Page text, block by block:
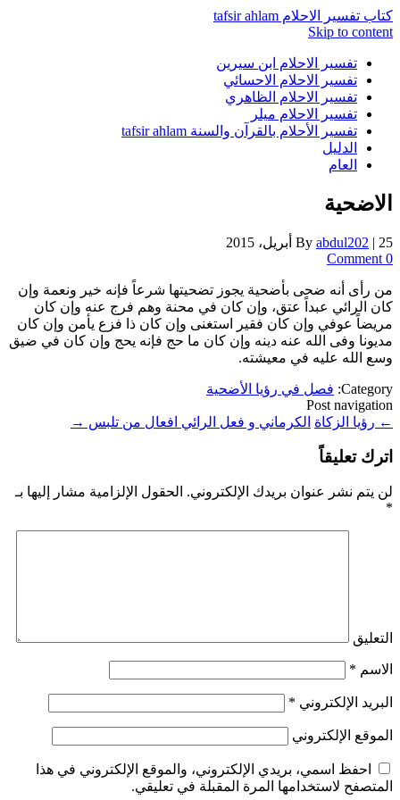
كتاب تفسير الاحلام tafsir ahlam
Skip to content
تفسير الاحلام ابن سيرين
تفسير الاحلام الاحسائي
تفسير الاحلام الظاهري
تفسير الاحلام ميلر
تفسير الأحلام بالقرآن والسنة tafsir ahlam
الدليل
العام
الاضحية
By abdul202 | 25 أبريل، 2015
0 Comment
من رأى أنه ضحى بأضحية يجوز تضحيتها شرعاً فإنه خير ونعمة وإن
كان الرائي عبداً عتق، وإن كان في محنة وهم فرج عنه وإن كان
مريضاً عوفي وإن كان فقير استغنى وإن كان ذا فزع يأمن وإن كان
مديونا وفى الله عنه دينه وإن كان ما حج فإنه يحج وإن كان في ضيق
وسع الله عليه في معيشته.
Category: فصل في رؤيا الأضحية
Post navigation
← رؤيا الزكاة الكرماني و فعل الرائي افعال من تلبس →
اترك تعليقاً
لن يتم نشر عنوان بريدك الإلكتروني. الحقول الإلزامية مشار إليها بـ
*
التعليق
الاسم *
البريد الإلكتروني *
الموقع الإلكتروني
احفظ اسمي، بريدي الإلكتروني، والموقع الإلكتروني في هذا
المتصفح لاستخدامها المرة المقبلة في تعليقي.